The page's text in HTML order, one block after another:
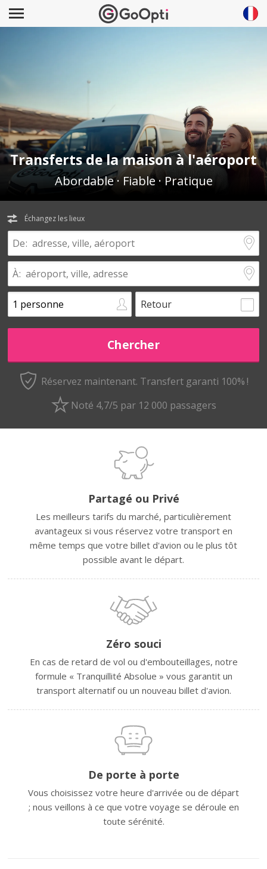
Transferts de la maison à l'aéroport
Abordable · Fiable · Pratique
Échangez les lieux
Retour
Réservez maintenant. Transfert garanti 100% !
Noté 4,7/5 par 12 000 passagers
Partagé ou Privé
Les meilleurs tarifs du marché, particulièrement
avantageux si vous réservez votre transport en
même temps que votre billet d'avion ou le plus tôt
possible avant le départ.
Zéro souci
En cas de retard de vol ou d'embouteillages, notre
formule « Tranquillité Absolue » vous garantit un
transport alternatif ou un nouveau billet d'avion.
De porte à porte
Vous choisissez votre heure d'arrivée ou de départ
; nous veillons à ce que votre voyage se déroule en
toute sérénité.